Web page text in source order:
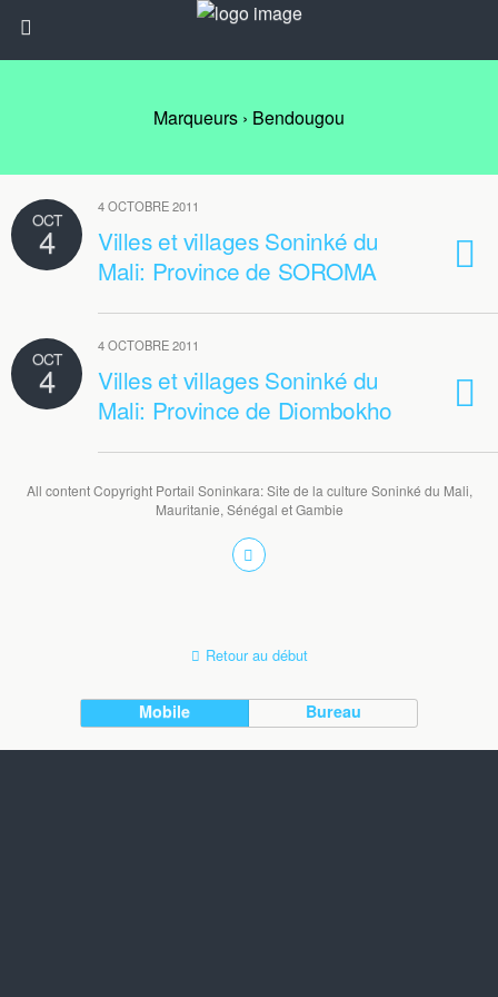
Marqueurs › Bendougou
OCT
4
4 OCTOBRE 2011
Villes et villages Soninké du
Mali: Province de SOROMA
OCT
4
4 OCTOBRE 2011
Villes et villages Soninké du
Mali: Province de Diombokho
All content Copyright Portail Soninkara: Site de la culture Soninké du Mali,
Mauritanie, Sénégal et Gambie
Retour au début
Mobile Bureau